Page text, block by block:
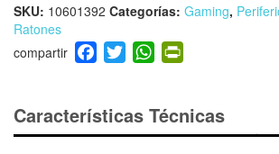
SKU: 10601392 Categorías: Gaming,
Ratones
F
a
e
b
T
wi
er
W
h
s
A
ri
e
Características Técnicas